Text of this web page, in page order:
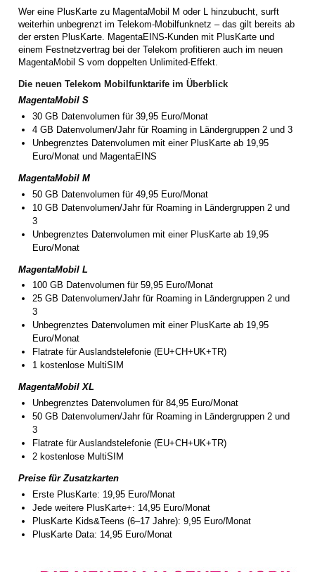
Wer eine PlusKarte zu MagentaMobil M oder L hinzubucht, surft
weiterhin unbegrenzt im Telekom-Mobilfunknetz – das gilt bereits ab
der ersten PlusKarte. MagentaEINS-Kunden mit PlusKarte und
einem Festnetzvertrag bei der Telekom profitieren auch im neuen
MagentaMobil S vom doppelten Unlimited-Effekt.
Die neuen Telekom Mobilfunktarife im Überblick
MagentaMobil S
30 GB Datenvolumen für 39,95 Euro/Monat
4 GB Datenvolumen/Jahr für Roaming in Ländergruppen 2 und 3
Unbegrenztes Datenvolumen mit einer PlusKarte ab 19,95
Euro/Monat und MagentaEINS
MagentaMobil M
50 GB Datenvolumen für 49,95 Euro/Monat
10 GB Datenvolumen/Jahr für Roaming in Ländergruppen 2 und
3
Unbegrenztes Datenvolumen mit einer PlusKarte ab 19,95
Euro/Monat
MagentaMobil L
100 GB Datenvolumen für 59,95 Euro/Monat
25 GB Datenvolumen/Jahr für Roaming in Ländergruppen 2 und
3
Unbegrenztes Datenvolumen mit einer PlusKarte ab 19,95
Euro/Monat
Flatrate für Auslandstelefonie (EU+CH+UK+TR)
1 kostenlose MultiSIM
MagentaMobil XL
Unbegrenztes Datenvolumen für 84,95 Euro/Monat
50 GB Datenvolumen/Jahr für Roaming in Ländergruppen 2 und
3
Flatrate für Auslandstelefonie (EU+CH+UK+TR)
2 kostenlose MultiSIM
Preise für Zusatzkarten
Erste PlusKarte: 19,95 Euro/Monat
Jede weitere PlusKarte+: 14,95 Euro/Monat
PlusKarte Kids&Teens (6–17 Jahre): 9,95 Euro/Monat
PlusKarte Data: 14,95 Euro/Monat